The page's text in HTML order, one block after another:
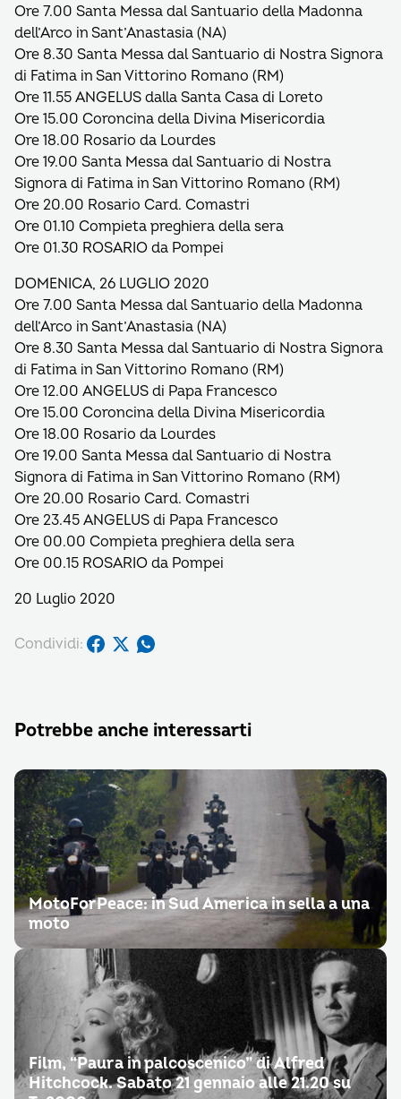
Ore 7.00 Santa Messa dal Santuario della Madonna
dell’Arco in Sant’Anastasia (NA)
Ore 8.30 Santa Messa dal Santuario di Nostra Signora
di Fatima in San Vittorino Romano (RM)
Ore 11.55 ANGELUS dalla Santa Casa di Loreto
Ore 15.00 Coroncina della Divina Misericordia
Ore 18.00 Rosario da Lourdes
Ore 19.00 Santa Messa dal Santuario di Nostra
Signora di Fatima in San Vittorino Romano (RM)
Ore 20.00 Rosario Card. Comastri
Ore 01.10 Compieta preghiera della sera
Ore 01.30 ROSARIO da Pompei
DOMENICA, 26 LUGLIO 2020
Ore 7.00 Santa Messa dal Santuario della Madonna
dell’Arco in Sant’Anastasia (NA)
Ore 8.30 Santa Messa dal Santuario di Nostra Signora
di Fatima in San Vittorino Romano (RM)
Ore 12.00 ANGELUS di Papa Francesco
Ore 15.00 Coroncina della Divina Misericordia
Ore 18.00 Rosario da Lourdes
Ore 19.00 Santa Messa dal Santuario di Nostra
Signora di Fatima in San Vittorino Romano (RM)
Ore 20.00 Rosario Card. Comastri
Ore 23.45 ANGELUS di Papa Francesco
Ore 00.00 Compieta preghiera della sera
Ore 00.15 ROSARIO da Pompei
20 Luglio 2020
Condividi:
Potrebbe anche interessarti
MotoForPeace: in Sud America in sella a una
moto
Film, “Paura in palcoscenico” di Alfred
Hitchcock. Sabato 21 gennaio alle 21.20 su